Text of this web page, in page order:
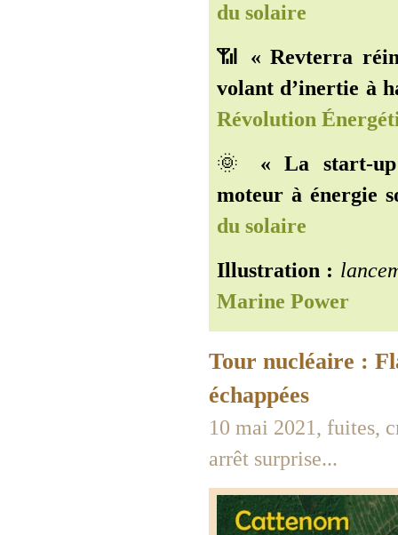
du solaire
📶 « Revterra
volant d’inertie à
Révolution
🌞 « La start-
moteur à énergie
du solaire
Illustration :
Marine Power
Tour nucléaire :
échappées
10 mai 2021, fuites,
arrêt surprise...